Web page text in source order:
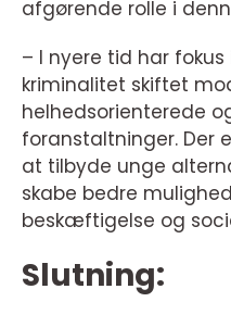
afgørende rolle i
– I nyere tid har
kriminalitet skiftet
helhedsorienterede
foranstaltninger. Der
at tilbyde unge
skabe bedre
beskæftigelse og
Slutning: